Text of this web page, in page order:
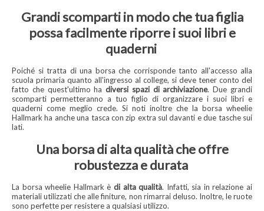
Grandi scomparti in modo che tua figlia
possa facilmente riporre i suoi libri e
quaderni
Poiché si tratta di una borsa che corrisponde tanto all'accesso alla
scuola primaria quanto all'ingresso al college, si deve tener conto del
fatto che quest'ultimo hadiversi spazi di archiviazione. Due grandi
scomparti permetteranno a tuo figlio di organizzare i suoi libri e
quaderni come meglio crede. Si noti inoltre che la borsa wheelie
Hallmark ha anche una tasca con zip extra sul davanti e due tasche sui
lati.
Una borsa di alta qualità che offre
robustezza e durata
La borsa wheelie Hallmark è di alta qualità. Infatti, sia in relazione ai
materiali utilizzati che alle finiture, non rimarrai deluso. Inoltre, le ruote
sono perfette per resistere a qualsiasi utilizzo.